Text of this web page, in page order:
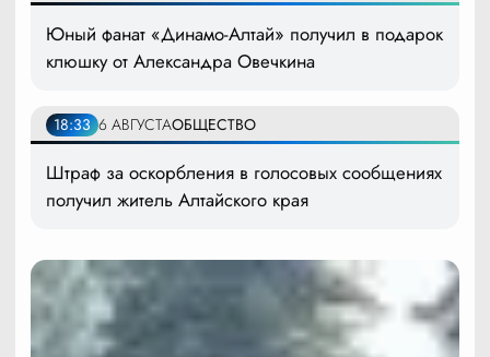
Юный фанат «Динамо-Алтай» получил в подарок
клюшку от Александра Овечкина
18:33 6 АВГУСТАОБЩЕСТВО
Штраф за оскорбления в голосовых сообщениях
получил житель Алтайского края